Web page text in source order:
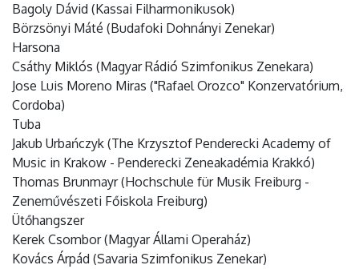
Bagoly Dávid (Kassai Filharmonikusok)
Börzsönyi Máté (Budafoki Dohnányi Zenekar)
Harsona
Csáthy Miklós (Magyar Rádió Szimfonikus Zenekara)
Jose Luis Moreno Miras ("Rafael Orozco" Konzervatórium,
Cordoba)
Tuba
Jakub Urbańczyk (The Krzysztof Penderecki Academy of
Music in Krakow - Penderecki Zeneakadémia Krakkó)
Thomas Brunmayr (Hochschule für Musik Freiburg -
Zeneművészeti Főiskola Freiburg)
Ütőhangszer
Kerek Csombor (Magyar Állami Operaház)
Kovács Árpád (Savaria Szimfonikus Zenekar)